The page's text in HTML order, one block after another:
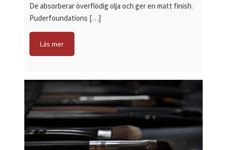
De absorberar överflödig olja och ger en matt finish.
Puderfoundations […]